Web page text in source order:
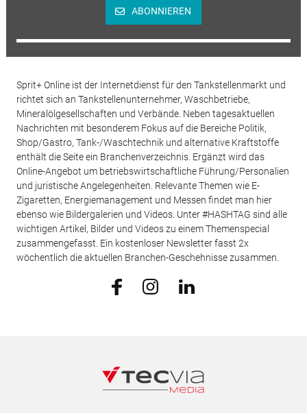
ABONNIEREN
Sprit+ Online ist der Internetdienst für den Tankstellenmarkt und
richtet sich an Tankstellenunternehmer, Waschbetriebe,
Mineralölgesellschaften und Verbände. Neben tagesaktuellen
Nachrichten mit besonderem Fokus auf die Bereiche Politik,
Shop/Gastro, Tank-/Waschtechnik und alternative Kraftstoffe
enthält die Seite ein Branchenverzeichnis. Ergänzt wird das
Online-Angebot um betriebswirtschaftliche Führung/Personalien
und juristische Angelegenheiten. Relevante Themen wie E-
Zigaretten, Energiemanagement und Messen findet man hier
ebenso wie Bildergalerien und Videos. Unter #HASHTAG sind alle
wichtigen Artikel, Bilder und Videos zu einem Themenspecial
zusammengefasst. Ein kostenloser Newsletter fasst 2x
wöchentlich die aktuellen Branchen-Geschehnisse zusammen.